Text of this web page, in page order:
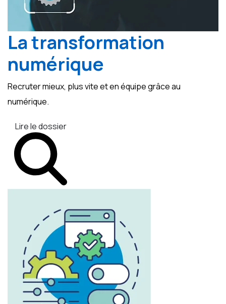
La transformation
numérique
Recruter mieux, plus vite et en équipe grâce au
numérique.
Lire le dossier